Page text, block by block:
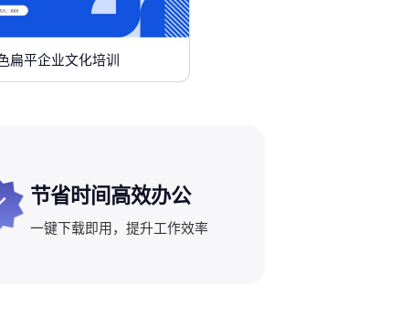
扁平企业文化培训
节省时间高效办公
一键下载即用，提升工作效率